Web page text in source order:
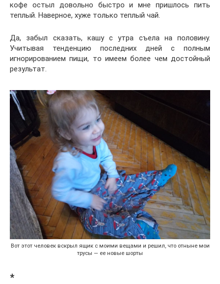
кофе остыл довольно быстро и мне пришлось пить
теплый. Наверное, хуже только теплый чай.
Да, забыл сказать, кашу с утра съела на половину.
Учитывая тенденцию последних дней с полным
игнорированием пищи, то имеем более чем достойный
результат.
Вот этот человек вскрыл ящик с моими вещами и решил, что отныне мои
трусы — ее новые шорты
*